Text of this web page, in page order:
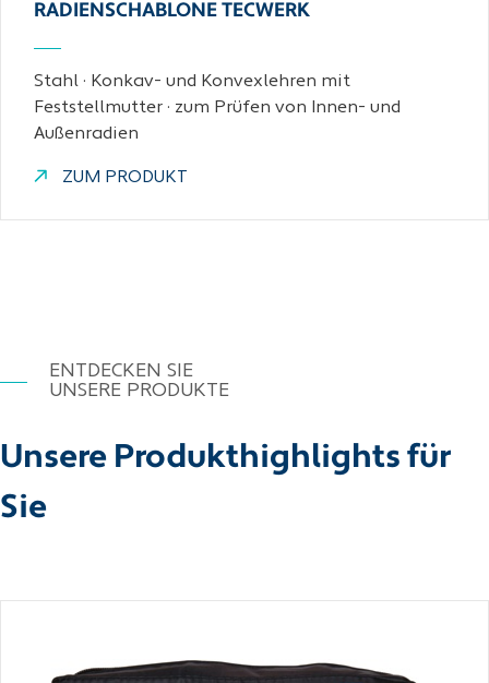
RADIENSCHABLONE TECWERK
Stahl · Konkav- und Konvexlehren mit
Feststellmutter · zum Prüfen von Innen- und
Außenradien
ZUM PRODUKT
ENTDECKEN SIE
UNSERE PRODUKTE
Unsere Produkthighlights für
Sie